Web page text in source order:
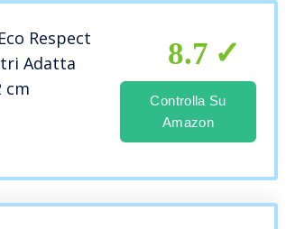
Respect
Adatta
cm
8.7
Controlla Su
Amazon